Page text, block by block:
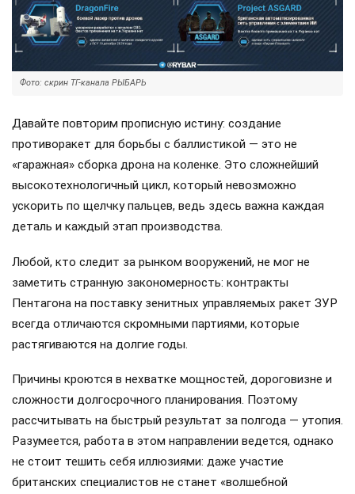
Фото: скрин ТГ-канала РЫБАРЬ
Давайте повторим прописную истину: создание
противоракет для борьбы с баллистикой — это не
«гаражная» сборка дрона на коленке. Это сложнейший
высокотехнологичный цикл, который невозможно
ускорить по щелчку пальцев, ведь здесь важна каждая
деталь и каждый этап производства.
Любой, кто следит за рынком вооружений, не мог не
заметить странную закономерность: контракты
Пентагона на поставку зенитных управляемых ракет ЗУР
всегда отличаются скромными партиями, которые
растягиваются на долгие годы.
Причины кроются в нехватке мощностей, дороговизне и
сложности долгосрочного планирования. Поэтому
рассчитывать на быстрый результат за полгода — утопия.
Разумеется, работа в этом направлении ведется, однако
не стоит тешить себя иллюзиями: даже участие
британских специалистов не станет «волшебной